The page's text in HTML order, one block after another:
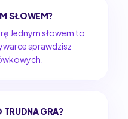
SŁOWEM?
Jednym słowem to
sprawdzisz
TRUDNA GRA?